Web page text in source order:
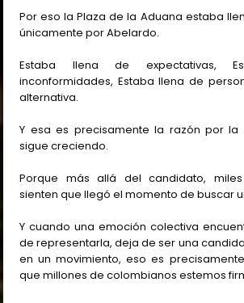
Por eso la Plaza de la Aduana estaba
únicamente por Abelardo.
Estaba llena de expectativas,
inconformidades, Estaba llena de
alternativa.
Y esa es precisamente la razón por la
sigue creciendo.
Porque más allá del candidato,
sienten que llegó el momento de buscar
Y cuando una emoción colectiva
de representarla, deja de ser una
en un movimiento, eso es
que millones de colombianos estemos